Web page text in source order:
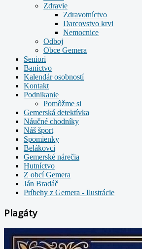
Zdravie
Zdravotníctvo
Darcovstvo krvi
Nemocnice
Odboj
Obce Gemera
Seniori
Baníctvo
Kalendár osobností
Kontakt
Podnikanie
Pomôžme si
Gemerská detektívka
Náučné chodníky
Náš šport
Spomienky
Belákovci
Gemerské nárečia
Hutníctvo
Z obcí Gemera
Ján Bradáč
Príbehy z Gemera - Ilustrácie
Plagáty